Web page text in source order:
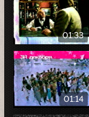
01:33
01:14